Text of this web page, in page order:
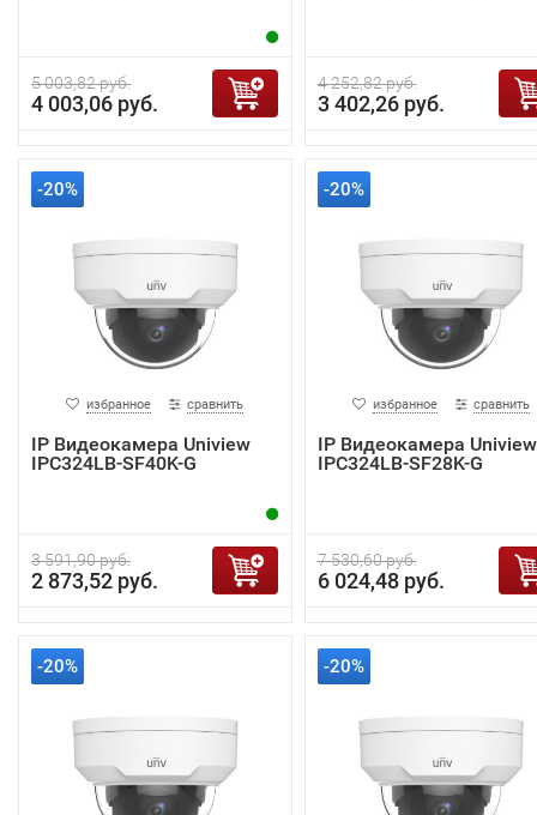
5 003,82 руб.
4 003,06 руб.
4 252,82 руб.
3 402,26 руб.
-20%
избранное сравнить
IP Видеокамера Uniview
IPC324LB-SF40K-G
3 591,90 руб.
2 873,52 руб.
-20%
избранное сравнить
IP Видеокамера Uniview
IPC324LB-SF28K-G
7 530,60 руб.
6 024,48 руб.
-20% -20%